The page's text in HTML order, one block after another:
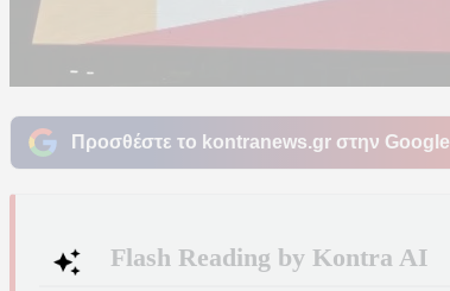
Προσθέστε το kontranews.gr στην Google
Flash Reading by Kontra AI